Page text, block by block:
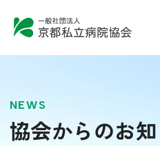
NEWS
協会からのお